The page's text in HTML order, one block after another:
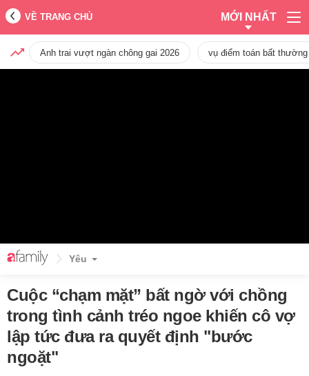
VỀ TRANG CHỦ MỚI NHẤT
Anh trai vượt ngàn chông gai 2026 vụ điểm toán bất
Yêu
Cuộc “chạm mặt” bất ngờ với chồng
trong tình cảnh tréo ngoe khiến cô vợ
lập tức đưa ra quyết định "bước
ngoặt"